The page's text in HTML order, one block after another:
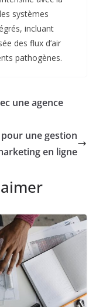
systèmes
incluant
des flux d’air
pathogènes.
une agence
une gestion
en ligne